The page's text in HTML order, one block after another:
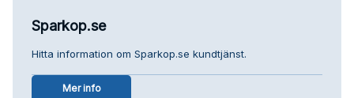
Sparkop.se
Hitta information om Sparkop.se kundtjänst.
Mer info